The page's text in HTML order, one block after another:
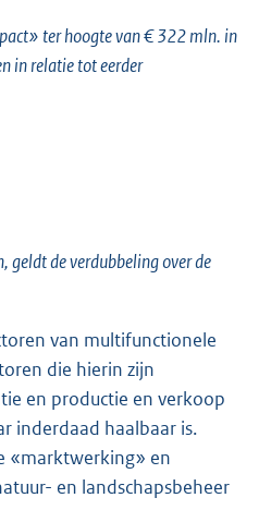
ter hoogte van € 322 mln. in
in relatie tot eerder
de verdubbeling over de
van multifunctionele
die hierin zijn
en productie en verkoop
inderdaad haalbaar is.
«marktwerking» en
en landschapsbeheer